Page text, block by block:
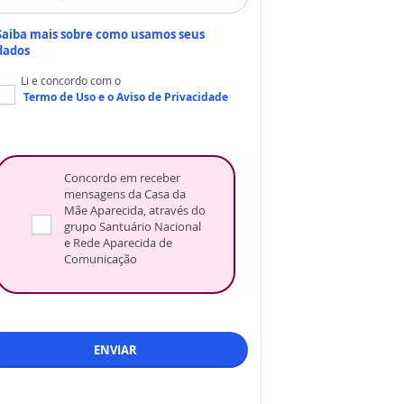
mais sobre como usamos seus
Li e concordo com o
Termo de Usoe oAviso de Privacidade
Concordo em receber
mensagens da Casa da
Mãe Aparecida, através do
grupo Santuário Nacional
e Rede Aparecida de
Comunicação
ENVIAR